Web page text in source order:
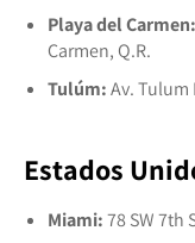
Playa del Carmen:
Carmen, Q.R.
Tulúm:Av. Tulum
Estados
Miami:78 SW 7th